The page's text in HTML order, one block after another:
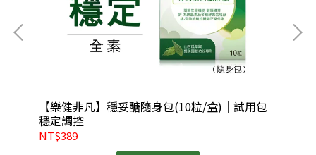
【樂健非凡】穩妥醣隨身包(10粒/盒)｜試用包
穩定調控
NT$389